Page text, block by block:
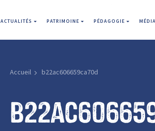
ACTUALITÉS PATRIMOINE PÉDAGOGIE
Accueil b22ac606659ca70d